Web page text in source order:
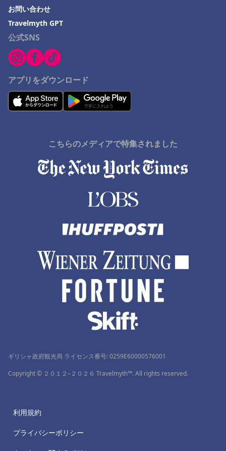
鈴鹿市でのホテル
与那国でのホテル
愛媛県でのホテル
湯沢町でのホテル
福知山市でのホテル
石巻市でのホテル
Nakashibetsuでのホテル
串本町でのホテル
佐野市でのホテル
公式SNS
アプリをダウンロード
お問い合わせ
Travelmyth GPT
こちらのメディアで特集されました
ギリシャ政府観光局 ライセンス番号: 0259Ε60000576001
Copyright © ２０１２–２０２６ Travelmyth™. All rights reserved.
利用規約
プライバシーポリシー